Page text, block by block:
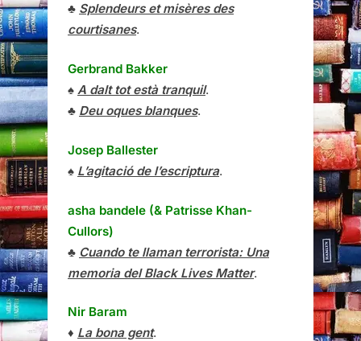
♣ Splendeurs et misères des
courtisanes.
Gerbrand Bakker
♠ A dalt tot està tranquil.
♣ Deu oques blanques.
Josep Ballester
♠ L’agitació de l’escriptura.
asha bandele (& Patrisse Khan-
Cullors)
♣ Cuando te llaman terrorista: Una
memoria del Black Lives Matter.
Nir Baram
♦ La bona gent.